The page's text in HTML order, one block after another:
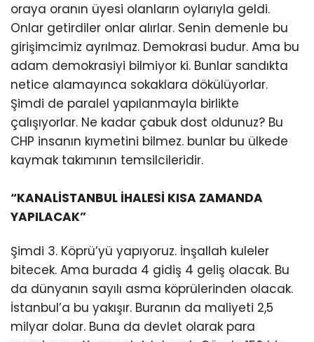
oraya oranın üyesi olanların oylarıyla geldi.
Onlar getirdiler onlar alırlar. Senin demenle bu
girişimcimiz ayrılmaz. Demokrasi budur. Ama bu
adam demokrasiyi bilmiyor ki. Bunlar sandıkta
netice alamayınca sokaklara dökülüyorlar.
Şimdi de paralel yapılanmayla birlikte
çalışıyorlar. Ne kadar çabuk dost oldunuz? Bu
CHP insanın kıymetini bilmez. bunlar bu ülkede
kaymak takımının temsilcileridir.
“KANALİSTANBUL İHALESİ KISA ZAMANDA
YAPILACAK”
Şimdi 3. Köprü’yü yapıyoruz. İnşallah kuleler
bitecek. Ama burada 4 gidiş 4 geliş olacak. Bu
da dünyanın sayılı asma köprülerinden olacak.
İstanbul’a bu yakışır. Buranın da maliyeti 2,5
milyar dolar. Buna da devlet olarak para